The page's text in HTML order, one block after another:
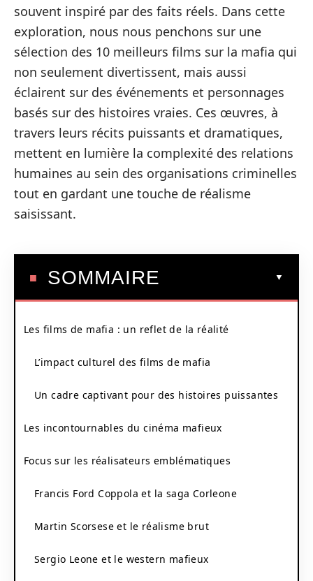
souvent inspiré par des faits réels. Dans cette
exploration, nous nous penchons sur une
sélection des 10 meilleurs films sur la mafia qui
non seulement divertissent, mais aussi
éclairent sur des événements et personnages
basés sur des histoires vraies. Ces œuvres, à
travers leurs récits puissants et dramatiques,
mettent en lumière la complexité des relations
humaines au sein des organisations criminelles
tout en gardant une touche de réalisme
saisissant.
SOMMAIRE
Les films de mafia : un reflet de la réalité
L’impact culturel des films de mafia
Un cadre captivant pour des histoires puissantes
Les incontournables du cinéma mafieux
Focus sur les réalisateurs emblématiques
Francis Ford Coppola et la saga Corleone
Martin Scorsese et le réalisme brut
Sergio Leone et le western mafieux